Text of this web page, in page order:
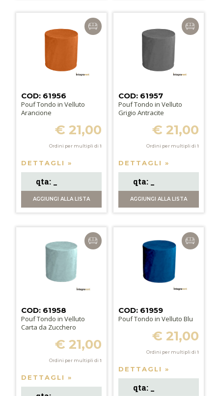
COD: 61956
Pouf Tondo in Velluto
Arancione
€ 21,00
Ordini per multipli di 1
DETTAGLI »
AGGIUNGIALLA LISTA
COD: 61957
Pouf Tondo in Velluto
Grigio Antracite
€ 21,00
Ordini per multipli di 1
DETTAGLI »
AGGIUNGI ALLA LISTA
COD: 61958
Pouf Tondo in Velluto
Carta da Zucchero
€ 21,00
Ordini per multipli di 1
DETTAGLI »
COD: 61959
Pouf Tondo in Velluto Blu
€ 21,00
Ordini per multipli di 1
DETTAGLI »